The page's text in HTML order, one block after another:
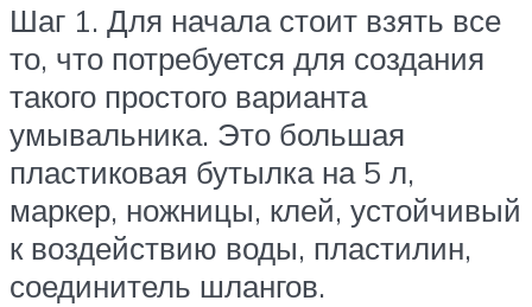
Шаг 1. Для начала стоит взять все
то, что потребуется для создания
такого простого варианта
умывальника. Это большая
пластиковая бутылка на 5 л,
маркер, ножницы, клей, устойчивый
к воздействию воды, пластилин,
соединитель шлангов.